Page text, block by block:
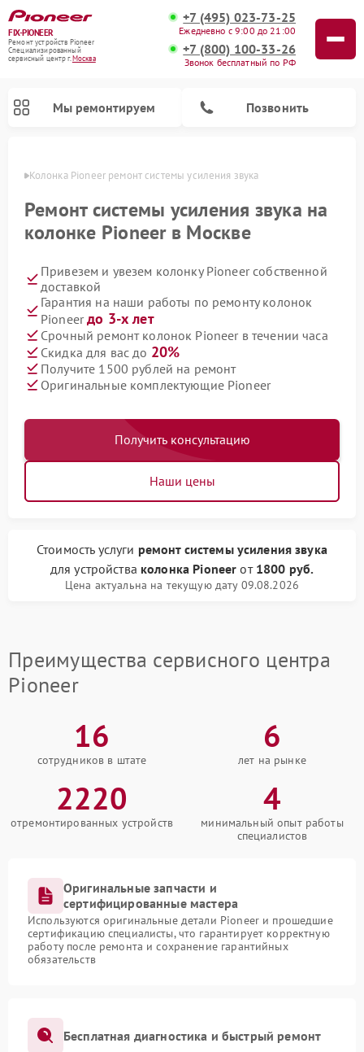
FIX-PIONEER
Ремонт устройств Pioneer
Специализированный
cервисный центр г.Москва
+7 (495) 023-73-25
Ежедневно с 9:00 до 21:00
+7 (800) 100-33-26
Звонок бесплатный по РФ
Мы ремонтируем Позвонить
Колонка Pioneer ремонт системы усиления звука
Ремонт системы усиления звука на
колонке Pioneer в Москве
Привезем и увезем колонку Pioneer собственной
доставкой
Гарантия на наши работы по ремонту колонок
Pioneerдо 3-х лет
Срочный ремонт колонок Pioneer в течении часа
Скидка для вас до 20%
Получите 1500 рублей на ремонт
Оригинальные комплектующие Pioneer
Получить консультацию
Наши цены
Стоимость услуги ремонт системы усиления звука
для устройства колонка Pioneer от 1800 руб.
Цена актуальна на текущую дату 09.08.2026
Преимущества сервисного центра
Pioneer
16
сотрудников в штате
6
лет на рынке
2220
отремонтированных устройств
4
минимальный опыт работы
специалистов
Оригинальные запчасти и
сертифицированные мастера
Используются оригинальные детали Pioneer и прошедшие
сертификацию специалисты, что гарантирует корректную
работу после ремонта и сохранение гарантийных
обязательств
Бесплатная диагностика и быстрый ремонт